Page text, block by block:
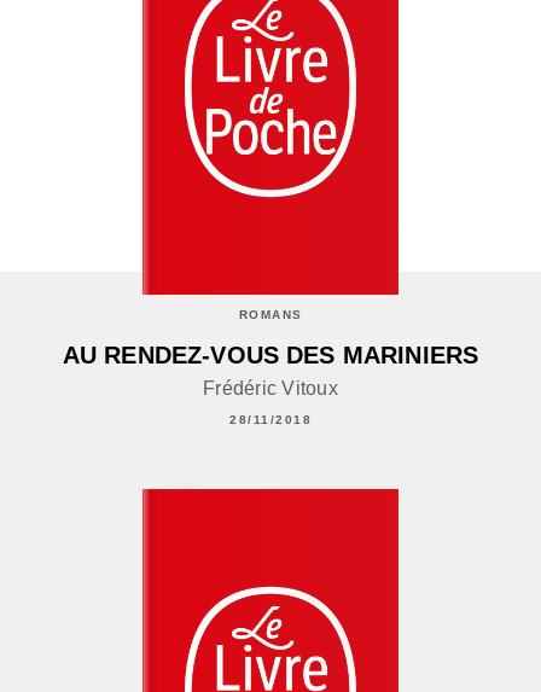
ROMANS
AU RENDEZ-VOUS DES MARINIERS
Frédéric Vitoux
28/11/2018